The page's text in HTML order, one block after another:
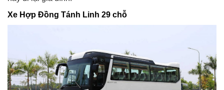
Xe Hợp Đồng Tánh Linh 29 chỗ